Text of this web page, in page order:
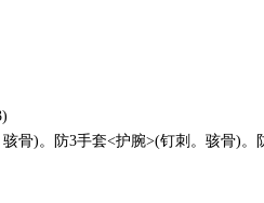
)。防3手套<护腕>(钉刺。骇骨)。